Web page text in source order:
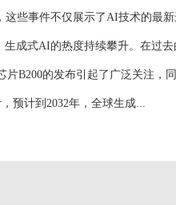
些事件不仅展示了AI技术的最
成式AI的热度持续攀升。在过
B200的发布引起了广泛关注，
预计到2032年，全球生成...